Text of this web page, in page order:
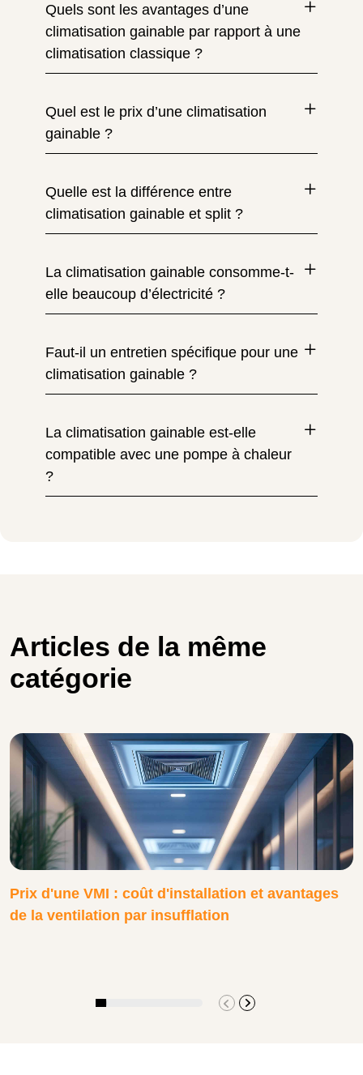
Quels sont les avantages d’une
climatisation gainable par rapport à une
climatisation classique ?
Quel est le prix d’une climatisation
gainable ?
Quelle est la différence entre
climatisation gainable et split ?
La climatisation gainable consomme-t-
elle beaucoup d’électricité ?
Faut-il un entretien spécifique pour une
climatisation gainable ?
La climatisation gainable est-elle
compatible avec une pompe à chaleur
?
Articles de la même
catégorie
Prix d'une VMI : coût d'installation et avantages
de la ventilation par insufflation